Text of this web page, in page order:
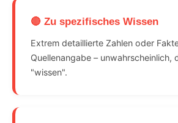
🔴 Zu spezifisches Wissen
Extrem detaillierte Zahlen oder
Quellenangabe – unwahrscheinlich,
"wissen".